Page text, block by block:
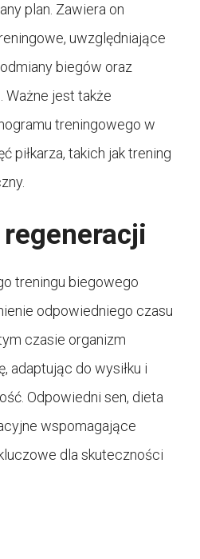
plan. Zawiera on
uwzględniające
biegów oraz
Ważne jest także
treningowego w
piłkarza, takich jak trening
treningu biegowego
odpowiedniego czasu
czasie organizm
adaptując do wysiłku i
Odpowiedni sen, dieta
wspomagające
dla skuteczności